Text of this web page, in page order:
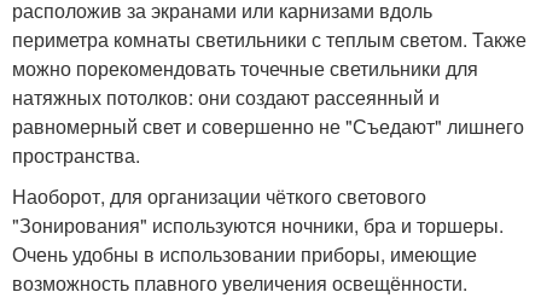
расположив за экранами или карнизами вдоль
периметра комнаты светильники с теплым светом. Также
можно порекомендовать точечные светильники для
натяжных потолков: они создают рассеянный и
равномерный свет и совершенно не "Съедают" лишнего
пространства.
Наоборот, для организации чёткого светового
"Зонирования" используются ночники, бра и торшеры.
Очень удобны в использовании приборы, имеющие
возможность плавного увеличения освещённости.